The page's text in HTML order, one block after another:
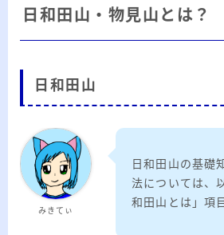
プロフィール
みきてぃ
20代のブロガーです。IT・イン
日和田山・物見山とは？
日和田山
みきてぃ
日和田山の基礎
法については、
和田山とは」項